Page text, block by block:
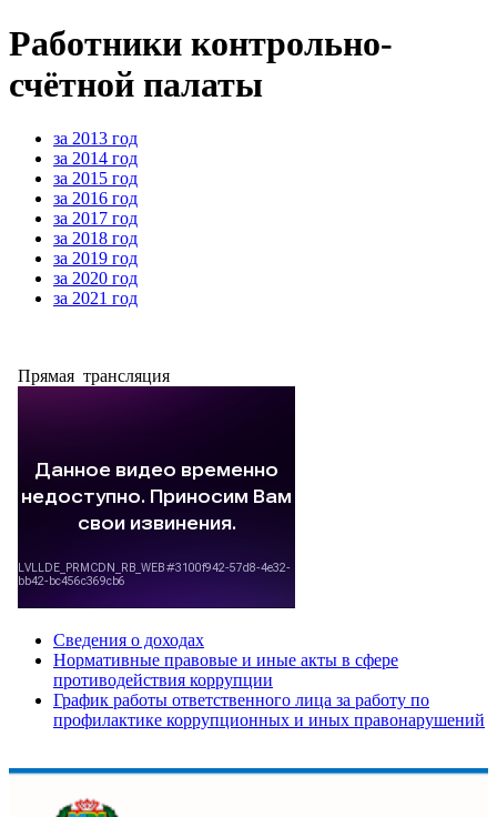
Работники контрольно-
счётной палаты
за 2013 год
за 2014 год
за 2015 год
за 2016 год
за 2017 год
за 2018 год
за 2019 год
за 2020 год
за 2021 год
Прямая трансляция
Сведения о доходах
Нормативные правовые и иные акты в сфере
противодействия коррупции
График работы ответственного лица за работу по
профилактике коррупционных и иных правонарушений